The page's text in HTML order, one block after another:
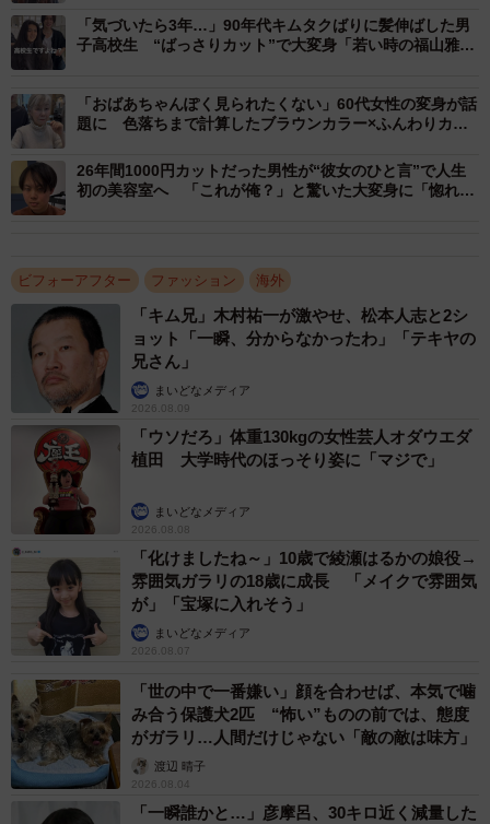
から来た女性。
「気づいたら3年…」90年代キムタクばりに髪伸ばした男
子高校生 “ばっさりカット”で大変身「若い時の福山雅治
「おばあちゃんぽく見られたくない」60代女性の変身が話
題に 色落ちまで計算したブラウンカラー×ふんわりカッ
26年間1000円カットだった男性が“彼女のひと言”で人生
初の美容室へ 「これが俺？」と驚いた大変身に「惚れ直
ビフォーアフター ファッション 海外
「キム兄」木村祐一が激やせ、松本人志と2シ
ョット「一瞬、分からなかったわ」「テキヤの
兄さん」
まいどなメディア
2026.08.09
「ウソだろ」体重130kgの女性芸人オダウエダ
植田 大学時代のほっそり姿に「マジで」
まいどなメディア
2026.08.08
「化けましたね～」10歳で綾瀬はるかの娘役→
雰囲気ガラリの18歳に成長 「メイクで雰囲気
が」「宝塚に入れそう」
まいどなメディア
2026.08.07
「世の中で一番嫌い」顔を合わせば、本気で噛
み合う保護犬2匹 “怖い”ものの前では、態度
がガラリ…人間だけじゃない「敵の敵は味方」
渡辺 晴子
2026.08.04
「一瞬誰かと…」彦摩呂、30キロ近く減量した